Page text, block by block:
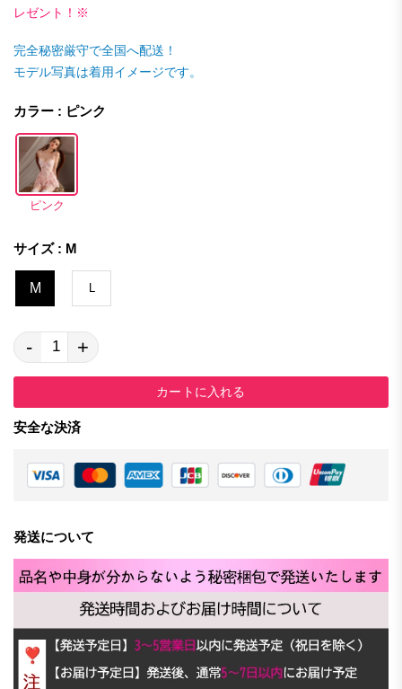
レゼント！※
完全秘密厳守で全国へ配送！
モデル写真は着用イメージです。
カラー : ピンク
ピンク
サイズ : M
M
- +
カートに入れる
安全な決済
発送について